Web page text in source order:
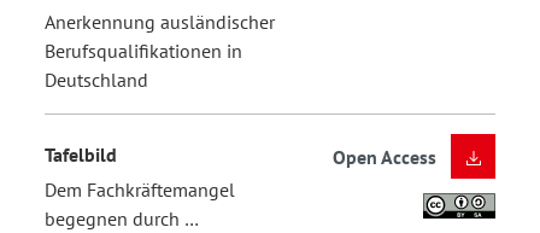
Anerkennung ausländischer
Berufsqualifikationen in
Deutschland
Tafelbild
Dem Fachkräftemangel
begegnen durch …
Open Access